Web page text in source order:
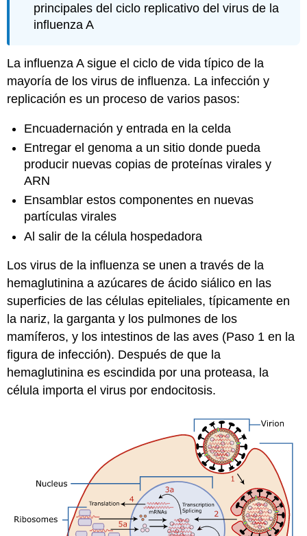
principales del ciclo replicativo del virus de la
influenza A
La influenza A sigue el ciclo de vida típico de la
mayoría de los virus de influenza. La infección y
replicación es un proceso de varios pasos:
Encuadernación y entrada en la celda
Entregar el genoma a un sitio donde pueda
producir nuevas copias de proteínas virales y
ARN
Ensamblar estos componentes en nuevas
partículas virales
Al salir de la célula hospedadora
Los virus de la influenza se unen a través de la
hemaglutinina a azúcares de ácido siálico en las
superficies de las células epiteliales, típicamente en
la nariz, la garganta y los pulmones de los
mamíferos, y los intestinos de las aves (Paso 1 en la
figura de infección). Después de que la
hemaglutinina es escindida por una proteasa, la
célula importa el virus por endocitosis.